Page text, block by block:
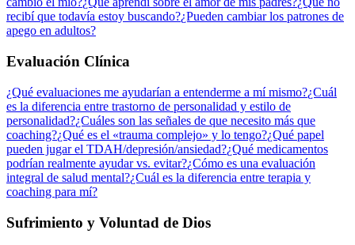
recibí que todavía estoy buscando?¿Pueden cambiar los patrones de
apego en adultos?
Evaluación Clínica
¿Qué evaluaciones me ayudarían a entenderme a mí mismo?¿Cuál
es la diferencia entre trastorno de personalidad y estilo de
personalidad?¿Cuáles son las señales de que necesito más que
coaching?¿Qué es el «trauma complejo» y lo tengo?¿Qué papel
pueden jugar el TDAH/depresión/ansiedad?¿Qué medicamentos
podrían realmente ayudar vs. evitar?¿Cómo es una evaluación
integral de salud mental?¿Cuál es la diferencia entre terapia y
coaching para mí?
Sufrimiento y Voluntad de Dios